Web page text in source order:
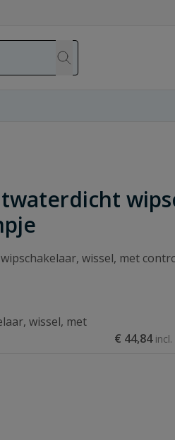
wissel, met
wissel, met
€ 44,84